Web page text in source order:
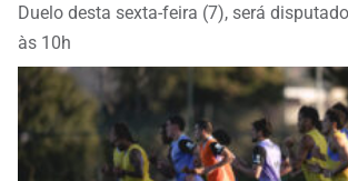
Duelo desta sexta-feira (7), será
às 10h